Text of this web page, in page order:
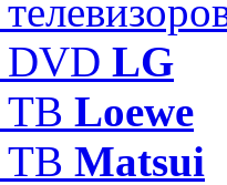
DVD LG
ТВ Loewe
ТВ Matsui